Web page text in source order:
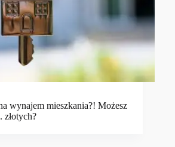
wynajem mieszkania?! Możesz
złotych?